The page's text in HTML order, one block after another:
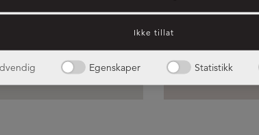
Ikke tillat
Egenskaper Statistikk